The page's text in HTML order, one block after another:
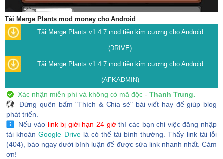
Tải Merge Plants mod money cho Android
Tải Merge Plants v1.4.7 mod tiền kim cương cho Android
(DRIVE)
Tải Merge Plants v1.4.7 mod tiền kim cương cho Android
(APKADMIN)
Xác nhận miễn phí và không có mã độc - Thanh Trung.
Đừng quên bấm "Thích & Chia sẻ" bài viết hay để giúp blog
phát triển.
Nếu vào link bị giới hạn 24 giờthì các bạn chỉ việc đăng nhập
tài khoảnGoogle Drivelà có thể tải bình thường. Thấy link tải lỗi
(404), báo ngay dưới bình luận để được sửa link nhanh nhất. Cảm
ơn!